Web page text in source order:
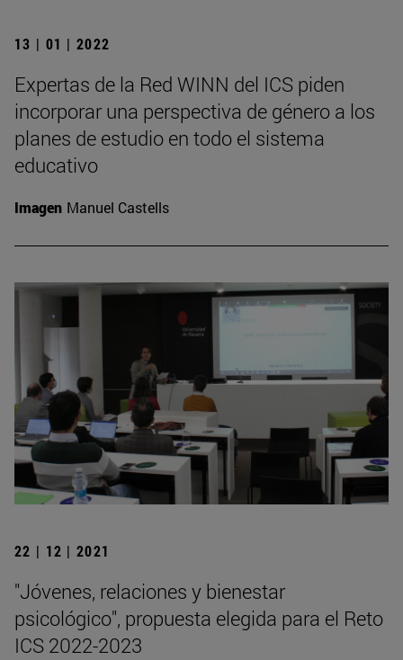
13 | 01 | 2022
Expertas de la Red WINN del ICS piden
incorporar una perspectiva de género a los
planes de estudio en todo el sistema
educativo
Imagen Manuel Castells
22 | 12 | 2021
"Jóvenes, relaciones y bienestar
psicológico", propuesta elegida para el Reto
ICS 2022-2023